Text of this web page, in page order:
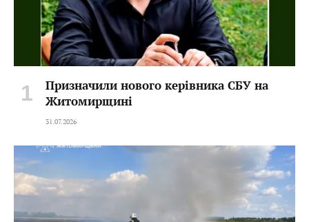
Призначили нового керівника СБУ на
Житомирщині
31.07.2026